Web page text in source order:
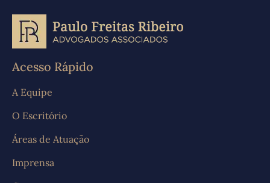
Acesso Rápido
A Equipe
O Escritório
Áreas de Atuação
Imprensa